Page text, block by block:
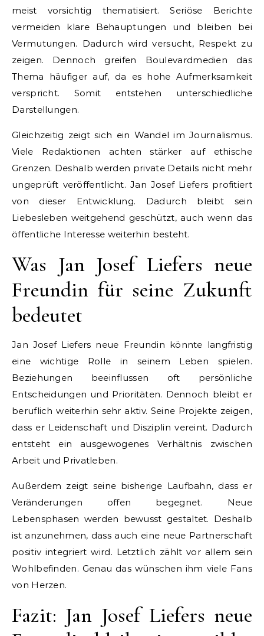
meist vorsichtig thematisiert. Seriöse Berichte
vermeiden klare Behauptungen und bleiben bei
Vermutungen. Dadurch wird versucht, Respekt zu
zeigen. Dennoch greifen Boulevardmedien das
Thema häufiger auf, da es hohe Aufmerksamkeit
verspricht. Somit entstehen unterschiedliche
Darstellungen.
Gleichzeitig zeigt sich ein Wandel im Journalismus.
Viele Redaktionen achten stärker auf ethische
Grenzen. Deshalb werden private Details nicht mehr
ungeprüft veröffentlicht. Jan Josef Liefers profitiert
von dieser Entwicklung. Dadurch bleibt sein
Liebesleben weitgehend geschützt, auch wenn das
öffentliche Interesse weiterhin besteht.
Was Jan Josef Liefers neue
Freundin für seine Zukunft
bedeutet
Jan Josef Liefers neue Freundin könnte langfristig
eine wichtige Rolle in seinem Leben spielen.
Beziehungen beeinflussen oft persönliche
Entscheidungen und Prioritäten. Dennoch bleibt er
beruflich weiterhin sehr aktiv. Seine Projekte zeigen,
dass er Leidenschaft und Disziplin vereint. Dadurch
entsteht ein ausgewogenes Verhältnis zwischen
Arbeit und Privatleben.
Außerdem zeigt seine bisherige Laufbahn, dass er
Veränderungen offen begegnet. Neue
Lebensphasen werden bewusst gestaltet. Deshalb
ist anzunehmen, dass auch eine neue Partnerschaft
positiv integriert wird. Letztlich zählt vor allem sein
Wohlbefinden. Genau das wünschen ihm viele Fans
von Herzen.
Fazit: Jan Josef Liefers neue